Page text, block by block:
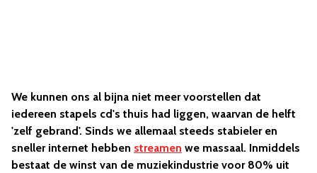
We kunnen ons al bijna niet meer voorstellen dat
iedereen stapels cd's thuis had liggen, waarvan de helft
'zelf gebrand'. Sinds we allemaal steeds stabieler en
sneller internet hebben streamen we massaal. Inmiddels
bestaat de winst van de muziekindustrie voor 80% uit